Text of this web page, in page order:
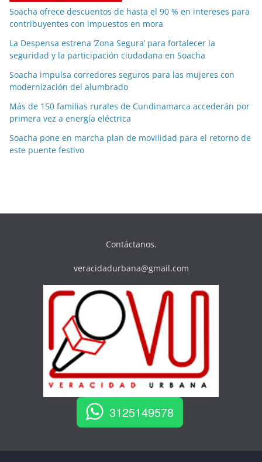
Soacha ofrece descuentos de hasta el 90 % en intereses para
contribuyentes con impuestos en mora
La Despensa estrena ‘Zona Segura’ para fortalecer la
seguridad y la participación ciudadana en Soacha
Soacha impulsa corredores seguros para las mujeres con
modernización del alumbrado
Más de 150 familias rurales de Cundinamarca accederán por
primera vez a energía eléctrica
Soacha pone en marcha plan de movilidad para el retorno de
este puente festivo
Contáctanos.
veracidadurbana@gmail.com
3125149578